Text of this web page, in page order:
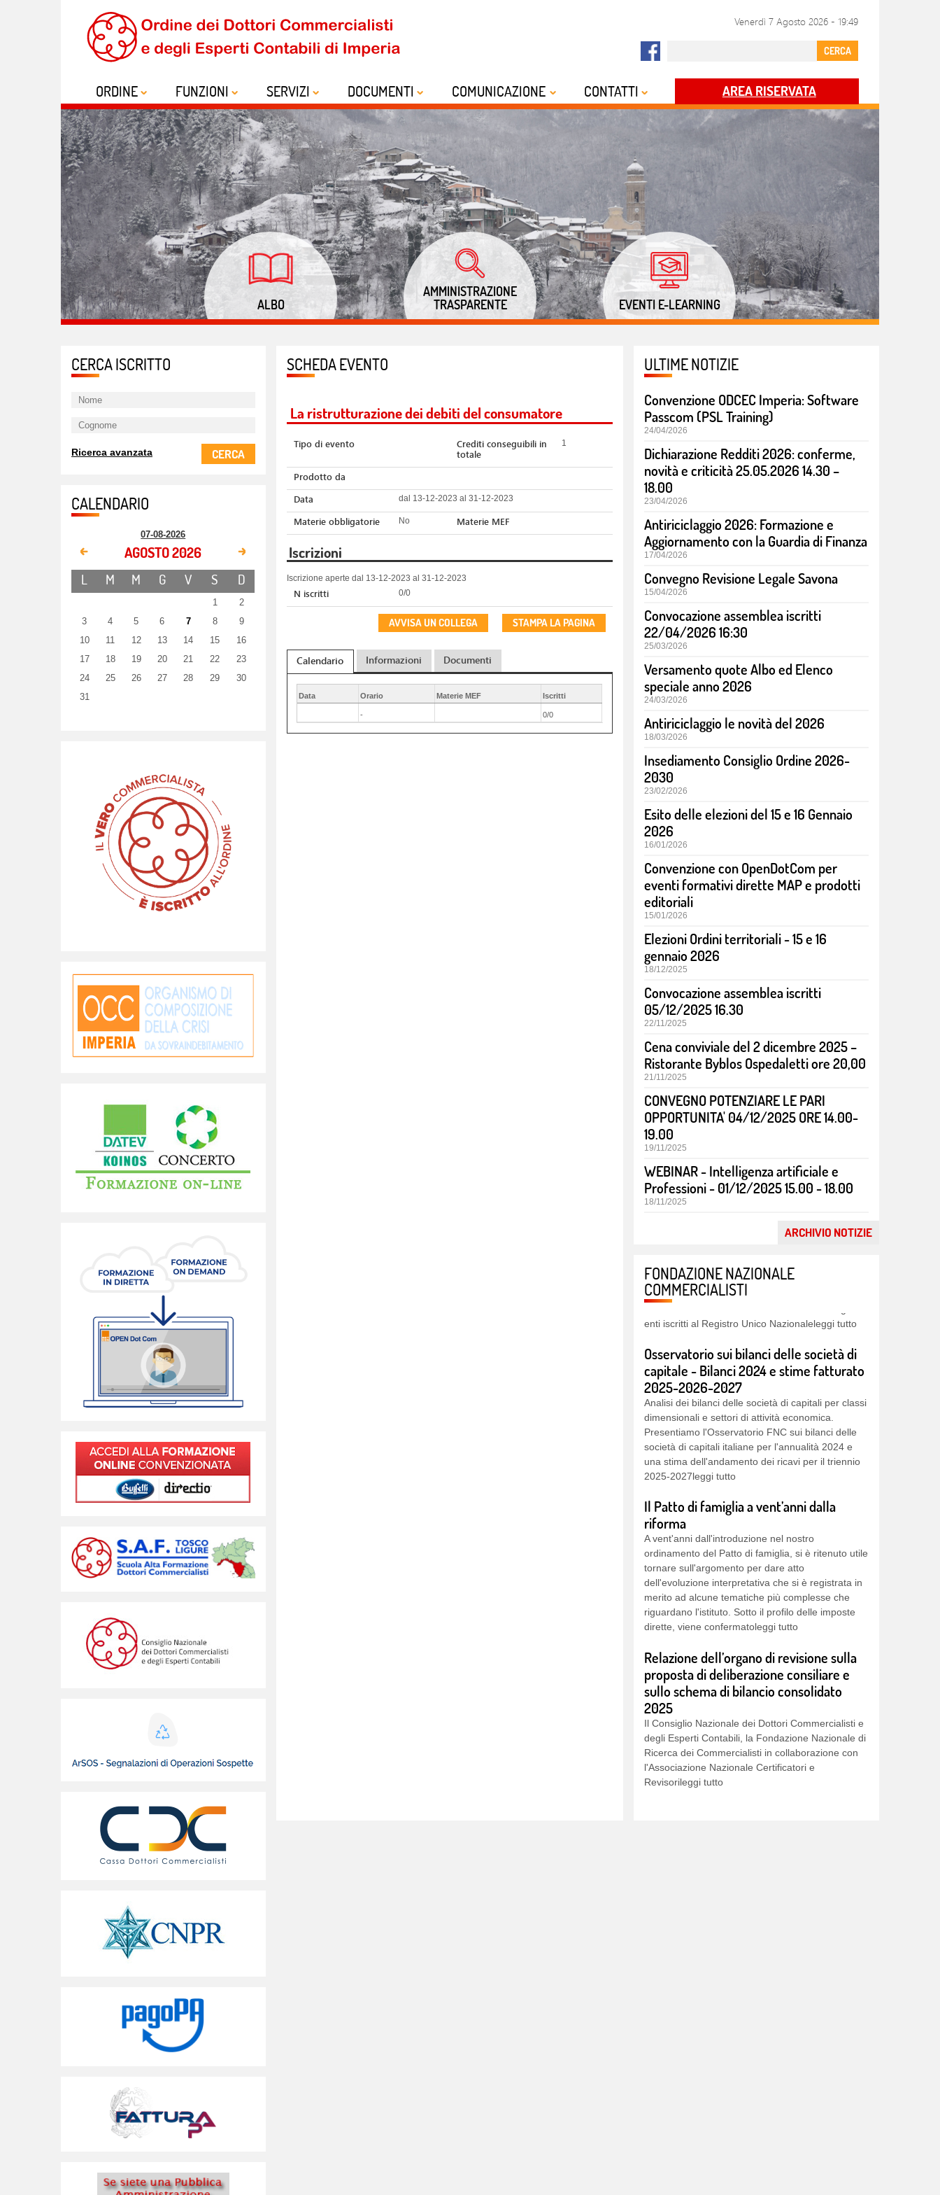
Venerdì 7 Agosto 2026 - 19:49
CERCA
ORDINE FUNZIONI SERVIZI DOCUMENTI COMUNICAZIONE CONTATTI AREA RISERVATA
ALBO
AMMINISTRAZIONE
TRASPARENTE
EVENTI E-LEARNING
SCHEDA EVENTO
La ristrutturazione dei debiti del consumatore
Tipo di evento
Crediti conseguibili in
totale
1
Prodotto da
Data
dal 13-12-2023 al 31-12-2023
Materie obbligatorie No Materie MEF
Iscrizioni
Iscrizione aperte dal 13-12-2023 al 31-12-2023
N iscritti 0/0
STAMPA LA PAGINA
AVVISA UN COLLEGA
Calendario Informazioni Documenti
Data Orario Materie MEF Iscritti
- 0/0
ULTIME NOTIZIE
ARCHIVIO NOTIZIE
Convenzione ODCEC Imperia: Software
Passcom (PSL Training)
24/04/2026
Dichiarazione Redditi 2026: conferme,
novità e criticità 25.05.2026 14.30 –
18.00
23/04/2026
Antiriciclaggio 2026: Formazione e
Aggiornamento con la Guardia di Finanza
17/04/2026
Convegno Revisione Legale Savona
15/04/2026
Convocazione assemblea iscritti
22/04/2026 16:30
25/03/2026
Versamento quote Albo ed Elenco
speciale anno 2026
24/03/2026
Antiriciclaggio le novità del 2026
18/03/2026
Insediamento Consiglio Ordine 2026-
2030
23/02/2026
Esito delle elezioni del 15 e 16 Gennaio
2026
16/01/2026
Convenzione con OpenDotCom per
eventi formativi dirette MAP e prodotti
editoriali
15/01/2026
Elezioni Ordini territoriali - 15 e 16
gennaio 2026
18/12/2025
Convocazione assemblea iscritti
05/12/2025 16.30
22/11/2025
Cena conviviale del 2 dicembre 2025 –
Ristorante Byblos Ospedaletti ore 20,00
21/11/2025
CONVEGNO POTENZIARE LE PARI
OPPORTUNITA' 04/12/2025 ORE 14.00-
19.00
19/11/2025
WEBINAR - Intelligenza artificiale e
Professioni - 01/12/2025 15.00 - 18.00
18/11/2025
FONDAZIONE NAZIONALE
COMMERCIALISTI
Un'analisi normativa e tecnico-contabile alla luce
giunto alla sua quarta edizione, offre un'analisi
normativa e tecnico-contabile del bilancio degli
enti iscritti al Registro Unico Nazionaleleggi tutto
Osservatorio sui bilanci delle società di
capitale - Bilanci 2024 e stime fatturato
2025-2026-2027
Analisi dei bilanci delle società di capitali per classi
dimensionali e settori di attività economica.
Presentiamo l'Osservatorio FNC sui bilanci delle
società di capitali italiane per l'annualità 2024 e
una stima dell'andamento dei ricavi per il triennio
2025-2027leggi tutto
Il Patto di famiglia a vent’anni dalla
riforma
A vent'anni dall'introduzione nel nostro
ordinamento del Patto di famiglia, si è ritenuto utile
tornare sull'argomento per dare atto
dell'evoluzione interpretativa che si è registrata in
merito ad alcune tematiche più complesse che
riguardano l'istituto. Sotto il profilo delle imposte
dirette, viene confermatoleggi tutto
Relazione dell’organo di revisione sulla
proposta di deliberazione consiliare e
sullo schema di bilancio consolidato
2025
Il Consiglio Nazionale dei Dottori Commercialisti e
degli Esperti Contabili, la Fondazione Nazionale di
Ricerca dei Commercialisti in collaborazione con
l'Associazione Nazionale Certificatori e
Revisorileggi tutto
Rapporto 2026 sull’Albo dei Dottori
CERCA ISCRITTO
CERCA
Ricerca avanzata
CALENDARIO
07-08-2026
AGOSTO 2026
L M M G V S D
1
2
3
4 5 6 7 8
9
10
11 12 13 14 15
16
17
18 19 20 21 22
23
24
25 26 27 28 29
30
31